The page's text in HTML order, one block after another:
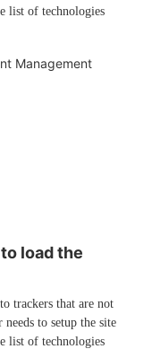
list of technologies
Management
load the
trackers that are not
to setup the site
list of technologies